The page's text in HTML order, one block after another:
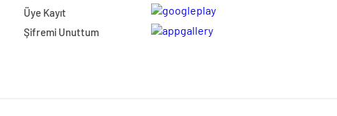
Üye Kayıt
Şifremi Unuttum